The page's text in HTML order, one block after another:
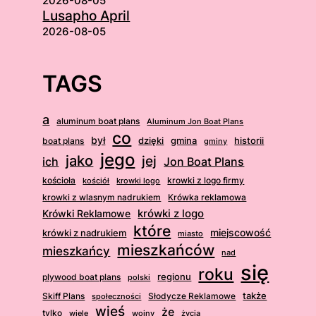
Lusapho April
2026-08-05
TAGS
a aluminum boat plans Aluminum Jon Boat Plans
boat plans był co dzięki gmina gminy historii
ich jako jego jej Jon Boat Plans
kościoła kościół krowki logo
krowki z logo firmy
krowki z wlasnym nadrukiem
Krówka reklamowa
Krówki Reklamowe krówki z logo
krówki z nadrukiem które miasto miejscowość
mieszkańcy mieszkańców nad
plywood boat plans polski regionu roku się
Skiff Plans społeczności Słodycze Reklamowe także
tylko wiele wieś wojny że życia